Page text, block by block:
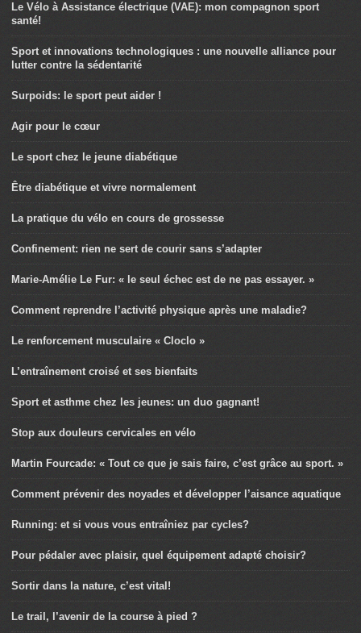
Le Vélo à Assistance électrique (VAE): mon compagnon sport
santé!
Sport et innovations technologiques : une nouvelle alliance pour
lutter contre la sédentarité
Surpoids: le sport peut aider !
Agir pour le cœur
Le sport chez le jeune diabétique
Être diabétique et vivre normalement
La pratique du vélo en cours de grossesse
Confinement: rien ne sert de courir sans s’adapter
Marie-Amélie Le Fur: « le seul échec est de ne pas essayer. »
Comment reprendre l’activité physique après une maladie?
Le renforcement musculaire « Cloclo »
L’entraînement croisé et ses bienfaits
Sport et asthme chez les jeunes: un duo gagnant!
Stop aux douleurs cervicales en vélo
Martin Fourcade: « Tout ce que je sais faire, c’est grâce au sport. »
Comment prévenir des noyades et développer l’aisance aquatique
Running: et si vous vous entraîniez par cycles?
Pour pédaler avec plaisir, quel équipement adapté choisir?
Sortir dans la nature, c’est vital!
Le trail, l’avenir de la course à pied ?